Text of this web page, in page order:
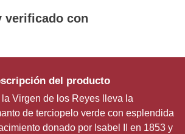
verificado con
del producto
Virgen de los Reyes lleva la
de terciopelo verde con esplendida
donado por Isabel II en 1853 y